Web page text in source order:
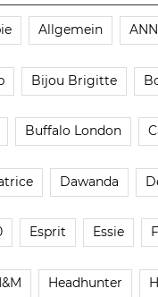
Allgemein
Bijou Brigitte
Buffalo London
Dawanda
Esprit Essie
Headhunter